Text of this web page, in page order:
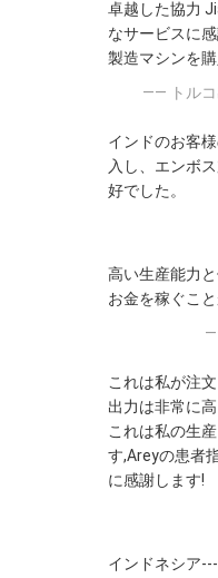
卓越した協力
なサービスに
製造マシンを
—— トルコ
インドのお客
入し、エンボ
好でした。
高い生産能力
お金を稼ぐこ
これは私が注
出力は非常に
これは私の生
す,Areyの患者
に感謝します!
インドネシア